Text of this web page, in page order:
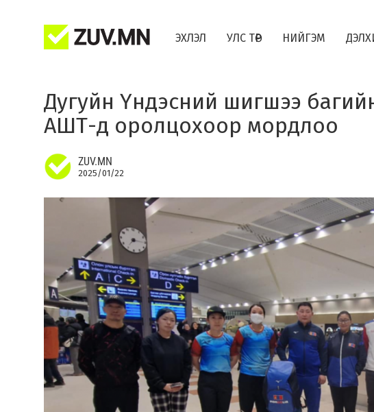
ЭХЛЭЛ УЛС ТӨР НИЙГЭМ
Дугуйн Үндэсний шигшээ
АШТ-д оролцохоор мордлоо
ZUV.MN
2025/01/22